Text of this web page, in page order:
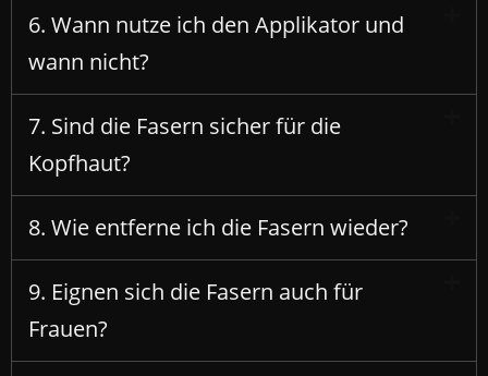
6. Wann nutze ich den Applikator und
wann nicht?
7. Sind die Fasern sicher für die
Kopfhaut?
8. Wie entferne ich die Fasern wieder?
9. Eignen sich die Fasern auch für
Frauen?